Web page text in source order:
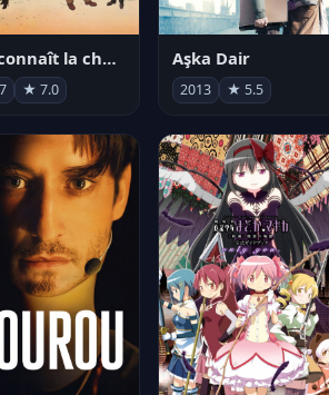
On connaît la chanson
★ 7.0
Aşka Dair
2013 ★ 5.5